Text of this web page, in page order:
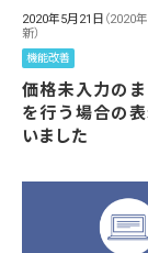
2020年5月21日 （2020
新）
機能改善
価格未入力の
を行う場合の
いました